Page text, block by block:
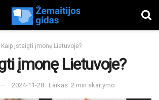
Kaip įsteigti įmonę Lietuvoje?
įmonę Lietuvoje?
2024-11-28 Laikas: 2 min skaitymo